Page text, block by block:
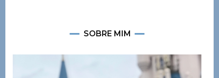
SOBRE MIM